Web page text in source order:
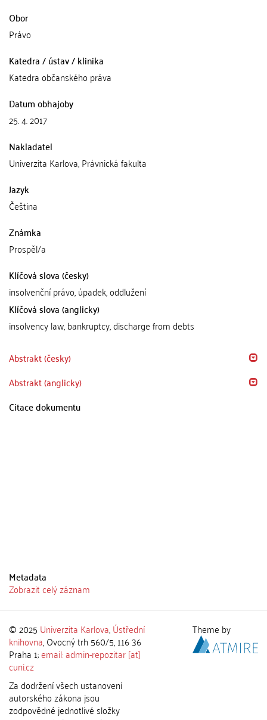
Obor
Právo
Katedra / ústav / klinika
Katedra občanského práva
Datum obhajoby
25. 4. 2017
Nakladatel
Univerzita Karlova, Právnická fakulta
Jazyk
Čeština
Známka
Prospěl/a
Klíčová slova (česky)
insolvenční právo, úpadek, oddlužení
Klíčová slova (anglicky)
insolvency law, bankruptcy, discharge from debts
Abstrakt (česky)
Abstrakt (anglicky)
Citace dokumentu
Metadata
Zobrazit celý záznam
© 2025 Univerzita Karlova,Ústřední
knihovna, Ovocný trh 560/5, 116 36
Praha 1;email: admin-repozitar [at]
cuni.cz
Za dodržení všech ustanovení
autorského zákona jsou
zodpovědné jednotlivé složky
Theme by